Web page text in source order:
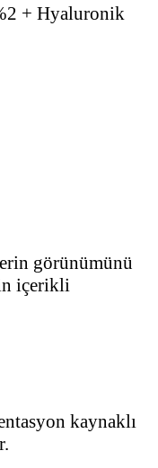
+ Hyaluronik
görünümünü
içerikli
kaynaklı